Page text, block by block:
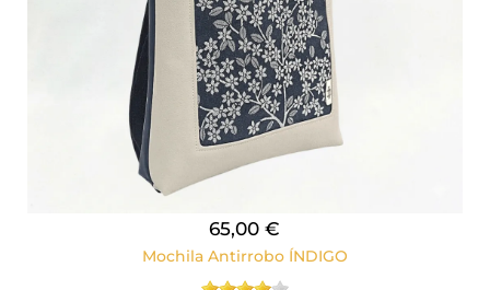
65,00 €
Mochila Antirrobo ÍNDIGO